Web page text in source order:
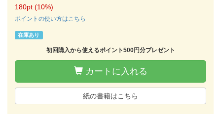
180pt (10%)
ポイントの使い方はこちら
在庫あり
初回購入から使えるポイント500円分プレゼント
カートに入れる
紙の書籍はこちら